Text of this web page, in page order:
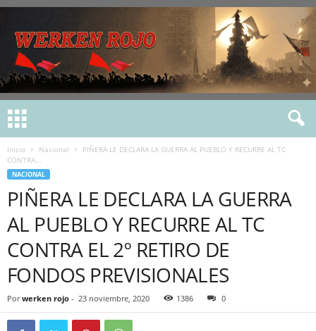
Inicio Nacional
PIÑERA LE DECLARA LA GUERRA AL PUEBLO Y RECURRE AL TC
CONTRA...
NACIONAL
PIÑERA LE DECLARA LA GUERRA
AL PUEBLO Y RECURRE AL TC
CONTRA EL 2º RETIRO DE
FONDOS PREVISIONALES
Por werken rojo - 23 noviembre, 2020 1386 0